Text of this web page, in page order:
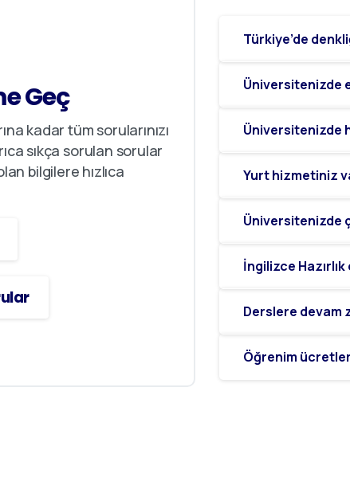
Geç
kadar tüm sorularınızı
sıkça sorulan sorular
bilgilere hızlıca
Türkiye’de
Üniversitenizde
Üniversitenizde
Yurt hizmetiniz
Üniversitenizde
İngilizce
Derslere devam
Öğrenim